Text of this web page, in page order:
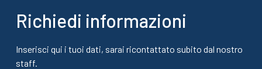
Richiedi informazioni
Inserisci qui i tuoi dati, sarai ricontattato subito dal nostro
staff.